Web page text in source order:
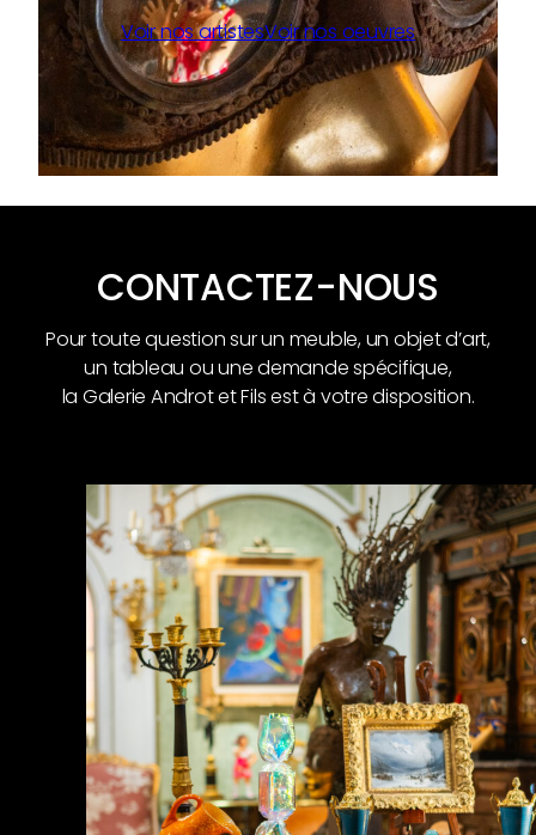
Voir nos artistesVoir nos oeuvres
CONTACTEZ-NOUS
Pour toute question sur un meuble, un objet d’art,
un tableau ou une demande spécifique,
la Galerie Androt et Fils est à votre disposition.